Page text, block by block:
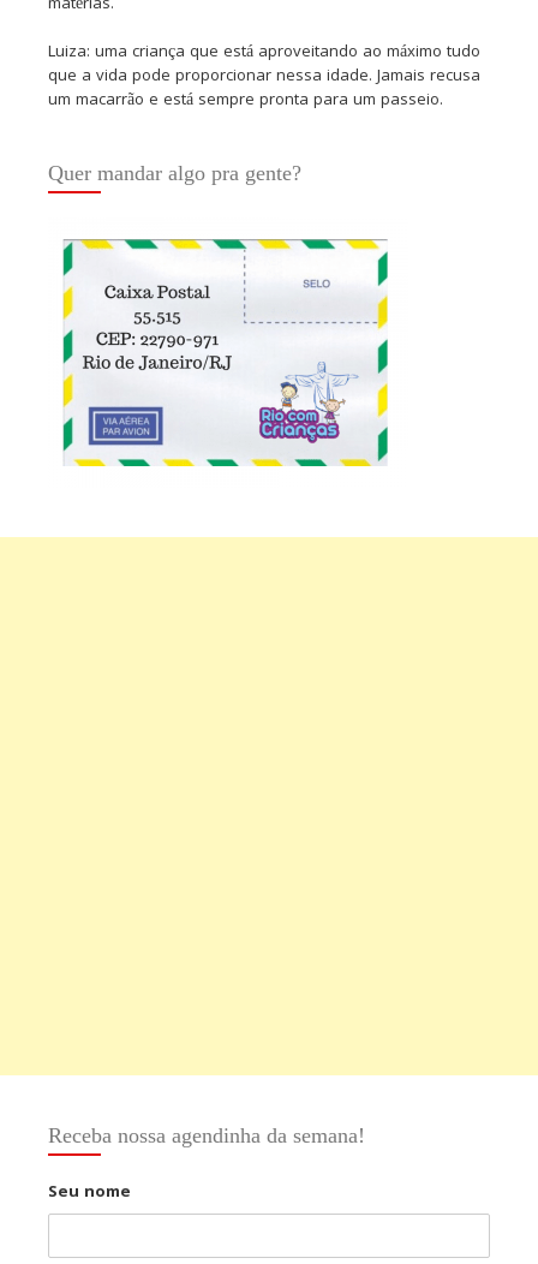
Luiza: uma criança que está aproveitando ao máximo tudo
que a vida pode proporcionar nessa idade. Jamais recusa
um macarrão e está sempre pronta para um passeio.
Quer mandar algo pra gente?
Receba nossa agendinha da semana!
Seu nome